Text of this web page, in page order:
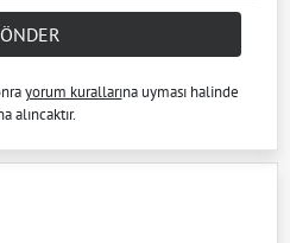
yorum kurallarına uyması halinde
alıncaktır.